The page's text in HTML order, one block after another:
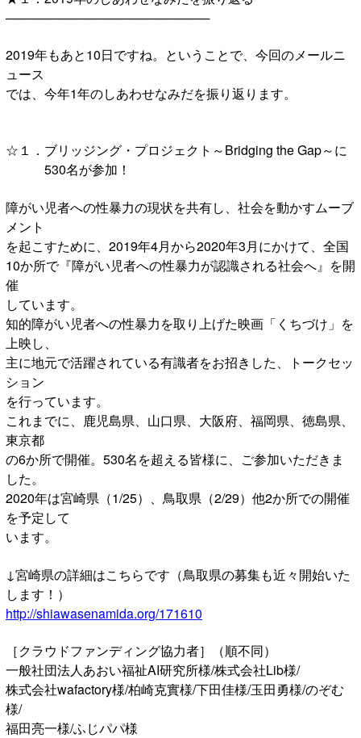
───────────────────────
2019年もあと10日ですね。ということで、今回のメールニ
ュース
では、今年1年のしあわせなみだを振り返ります。
☆１．ブリッジング・プロジェクト～Bridging the Gap～に
530名が参加！
障がい児者への性暴力の現状を共有し、社会を動かすムーブ
メント
を起こすために、2019年4月から2020年3月にかけて、全国
10か所で『障がい児者への性暴力が認識される社会へ』を開
催
しています。
知的障がい児者への性暴力を取り上げた映画「くちづけ」を
上映し、
主に地元で活躍されている有識者をお招きした、トークセッ
ション
を行っています。
これまでに、鹿児島県、山口県、大阪府、福岡県、徳島県、
東京都
の6か所で開催。530名を超える皆様に、ご参加いただきま
した。
2020年は宮崎県（1/25）、鳥取県（2/29）他2か所での開催
を予定して
います。
↓宮崎県の詳細はこちらです（鳥取県の募集も近々開始いた
します！）
http://shiawasenamida.org/171610
［クラウドファンディング協力者］（順不同）
一般社団法人あおい福祉AI研究所様/株式会社Lib様/
株式会社wafactory様/柏崎克實様/下田佳様/玉田勇様/のぞむ
様/
福田亮一様/ふじパパ様